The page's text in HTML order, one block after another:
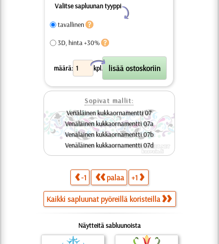
Valitse sapluunan tyyppi
Y
tavallinen
3D, hinta +30%
määrä: kpl.
X
Sopivat mallit:
Venäläinen kukkaornamentti 07
Venäläinen kukkaornamentti 07a
Venäläinen kukkaornamentti 07b
Venäläinen kukkaornamentti 07d
-1 palaa +1
Kaikki sapluunat pyöreillä koristeilla
Näytteitä sabluunoista